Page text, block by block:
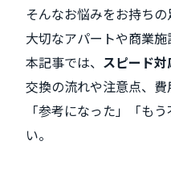
そんなお悩みをお持ち
大切なアパートや商業
本記事では、 スピード
交換の流れや注意点、
「参考になった」「も
い。